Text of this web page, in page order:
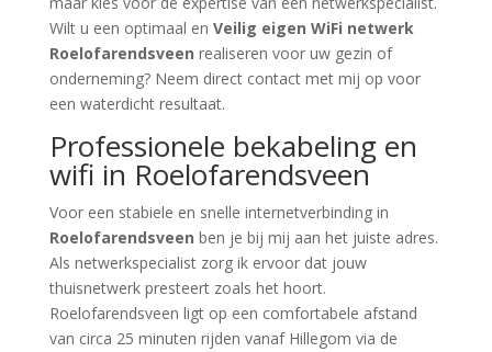
Wilt u een optimaal en Veilig eigen WiFi netwerk
Roelofarendsveen realiseren voor uw gezin of
onderneming? Neem direct contact met mij op voor
een waterdicht resultaat.
Professionele bekabeling en
wifi in Roelofarendsveen
Voor een stabiele en snelle internetverbinding in
Roelofarendsveen ben je bij mij aan het juiste adres.
Als netwerkspecialist zorg ik ervoor dat jouw
thuisnetwerk presteert zoals het hoort.
Roelofarendsveen ligt op een comfortabele afstand
van circa 25 minuten rijden vanaf Hillegom via de